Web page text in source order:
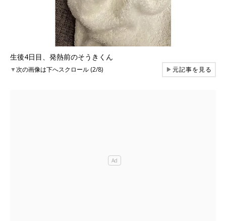
生後4日目、発熱前のそうきくん
▼次の画像は下へスクロール (2/8) ▶元記事を見る